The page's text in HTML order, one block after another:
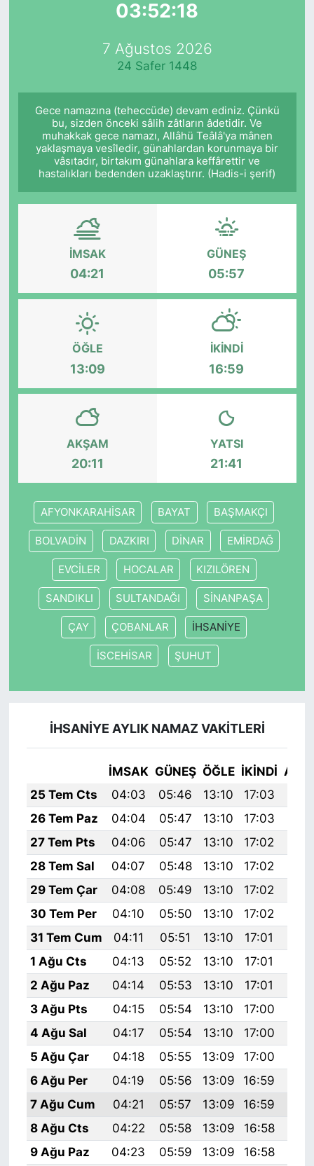
03:52:18
7 Ağustos 2026
24 Safer 1448
Gece namazına (teheccüde) devam ediniz. Çünkü
bu, sizden önceki sâlih zâtların âdetidir. Ve
muhakkak gece namazı, Allâhü Teâlâ'ya mânen
yaklaşmaya vesîledir, günahlardan korunmaya bir
vâsıtadır, birtakım günahlara keffârettir ve
hastalıkları bedenden uzaklaştırır. (Hadis-i şerif)
İMSAK
04:21
GÜNEŞ
05:57
ÖĞLE
13:09
İKINDI
16:59
AKŞAM
20:11
YATSI
21:41
AFYONKARAHİSAR BAYAT BAŞMAKÇI
BOLVADİN DAZKIRI DİNAR EMİRDAĞ
EVCİLER HOCALAR KIZILÖREN
SANDIKLI SULTANDAĞI SİNANPAŞA
ÇAY ÇOBANLAR İHSANİYE
İSCEHİSAR ŞUHUT
İHSANİYE AYLIK NAMAZ VAKITLERI
İMSAK GÜNEŞ ÖĞLE İKINDI
25 Tem Cts
04:03 05:46 13:10 17:03
26 Tem Paz
04:04 05:47 13:10 17:03
27 Tem Pts
04:06 05:47 13:10 17:02
28 Tem Sal
04:07 05:48 13:10 17:02
29 Tem Çar
04:08 05:49 13:10 17:02
30 Tem Per
04:10 05:50 13:10 17:02
31 Tem Cum
04:11 05:51 13:10 17:01
1 Ağu Cts
04:13 05:52 13:10 17:01
2 Ağu Paz
04:14 05:53 13:10 17:01
3 Ağu Pts
04:15 05:54 13:10 17:00
4 Ağu Sal
04:17 05:54 13:10 17:00
5 Ağu Çar
04:18 05:55 13:09 17:00
6 Ağu Per
04:19 05:56 13:09 16:59
7 Ağu Cum
04:21 05:57 13:09 16:59
8 Ağu Cts
04:22 05:58 13:09 16:58
9 Ağu Paz
04:23 05:59 13:09 16:58
Spor
ŞİRKET HABERLERİ
SAVUNMA SANAYİ
FUAR HABERLERİ
FUAR TAKVİMİ
Amerika Fuarları
FUAR RAPORU
FESTİVAL HABERLERİ
FESTİVAL TAKVİMİ
KONGRE HABERLERİ
RÖPORTAJLAR
BİYOGRAFİLER